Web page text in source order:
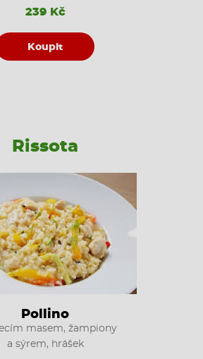
239 Kč
Koupit
Rissota
Pollino
masem, žampiony
a sýrem, hrášek